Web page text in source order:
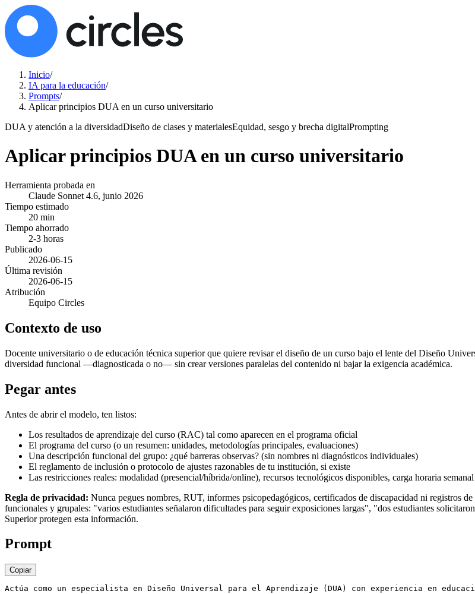
Inicio/
IA para la educación/
Prompts/
Aplicar principios DUA en un curso universitario
DUA y atención a la diversidadDiseño de clases y materialesEquidad, sesgo y brecha digitalPrompting
Aplicar principios DUA en un curso universitario
Herramienta probada en
Claude Sonnet 4.6, junio 2026
Tiempo estimado
20 min
Tiempo ahorrado
2-3 horas
Publicado
2026-06-15
Última revisión
2026-06-15
Atribución
Equipo Circles
Contexto de uso
Docente universitario o de educación técnica superior que quiere revisar el diseño de un curso bajo el lente del Diseño
diversidad funcional —diagnosticada o no— sin crear versiones paralelas del contenido ni bajar la exigencia académica.
Pegar antes
Antes de abrir el modelo, ten listos:
Los resultados de aprendizaje del curso (RAC) tal como aparecen en el programa oficial
El programa del curso (o un resumen: unidades, metodologías principales, evaluaciones)
Una descripción funcional del grupo: ¿qué barreras observas? (sin nombres ni diagnósticos individuales)
El reglamento de inclusión o protocolo de ajustes razonables de tu institución, si existe
Las restricciones reales: modalidad (presencial/híbrida/online), recursos tecnológicos disponibles, carga horaria semanal
Regla de privacidad: Nunca pegues nombres, RUT, informes psicopedagógicos, certificados de discapacidad ni registros
funcionales y grupales: "varios estudiantes señalaron dificultades para seguir exposiciones largas", "dos estudiantes
Superior protegen esta información.
Prompt
Copiar
Actúa como un especialista en Diseño Universal para el Aprendizaje (DUA) con experiencia en